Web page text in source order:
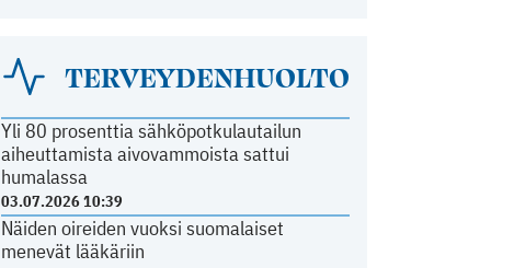
TERVEYDENHUOLTO
Yli 80 prosenttia sähköpotkulautailun
aiheuttamista aivovammoista sattui
humalassa
03.07.2026 10:39
Näiden oireiden vuoksi suomalaiset
menevät lääkäriin